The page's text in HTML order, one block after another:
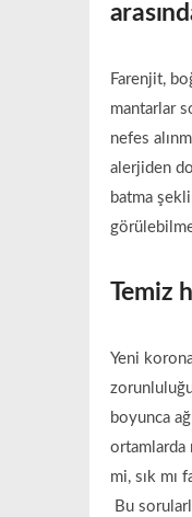
Farenjit,
mantarlar
nefes
alerjiden
batma
Temiz
Yeni
boyunca
ortamlarda
mi, sık mı
Bu